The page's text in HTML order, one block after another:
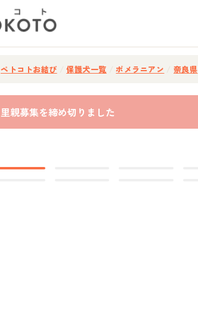
ペトコトお結び 保護犬一覧 ポメラニアン 奈良県
里親募集を締め切りました